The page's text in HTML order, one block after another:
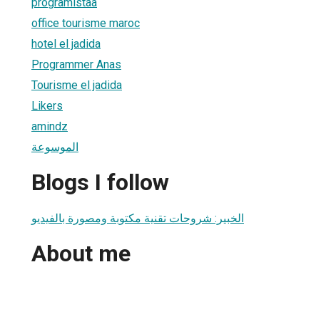
office tourisme maroc
hotel el jadida
Programmer Anas
Tourisme el jadida
Likers
amindz
الموسوعة
Blogs I follow
الخبير: شروحات تقنية مكتوبة ومصورة بالفيديو
About me